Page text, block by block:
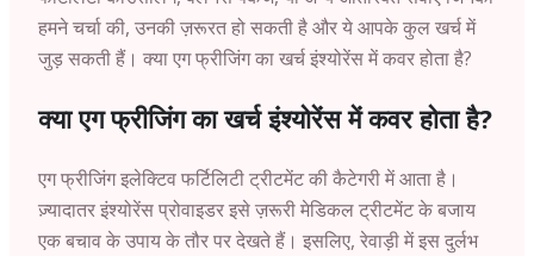
हमने चर्चा की, उनकी ज़रूरत हो सकती है और ये आपके कुल खर्च में
जुड़ सकती हैं। क्या एग फ्रीजिंग का खर्च इंश्योरेंस में कवर होता है?
क्या एग फ्रीजिंग का खर्च इंश्योरेंस में कवर होता है?
एग फ्रीजिंग इलेक्टिव फर्टिलिटी ट्रीटमेंट की कैटेगरी में आता है।
ज़्यादातर इंश्योरेंस प्रोवाइडर इसे ज़रूरी मेडिकल ट्रीटमेंट के बजाय
एक बचाव के उपाय के तौर पर देखते हैं। इसलिए, रेवाड़ी में इस दुर्लभ